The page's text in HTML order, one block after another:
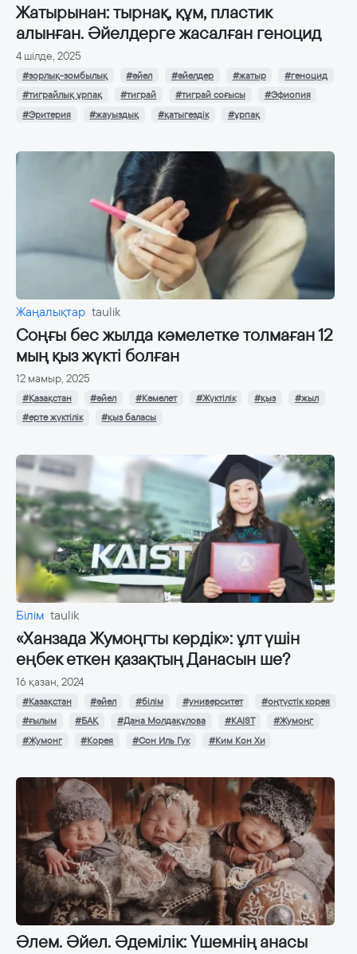
Жатырынан: тырнақ, құм, пластик
алынған. Әйелдерге жасалған геноцид
4 шілде, 2025
#зорлық-зомбылық #әйел #әйелдер #жатыр
#геноцид
#тиграйлық ұрпақ
#тиграй #тиграй соғысы
#Эфиопия
#Эритерия
#жауыздық #қатыгездік #ұрпақ
Жаңалықтар taulik
Соңғы бес жылда кәмелетке толмаған 12
мың қыз жүкті болған
12 мамыр, 2025
#Қазақстан #әйел #Кәмелет #Жүктілік #қыз
#жыл
#ерте жүктілік
#қыз баласы
Білім taulik
«Ханзада Жумоңгты көрдік»: ұлт үшін
еңбек еткен қазақтың Данасын ше?
16 қазан, 2024
#Қазақстан #әйел #білім #университет
#оңтүстік корея
#ғылым
#БАҚ #Дана Молдақұлова #KAIST
#Жумоңг
#Жумонг
#Корея #Сон Иль Гук #Ким Кон Хи
Әлем. Әйел. Әдемілік: Үшемнің анасы